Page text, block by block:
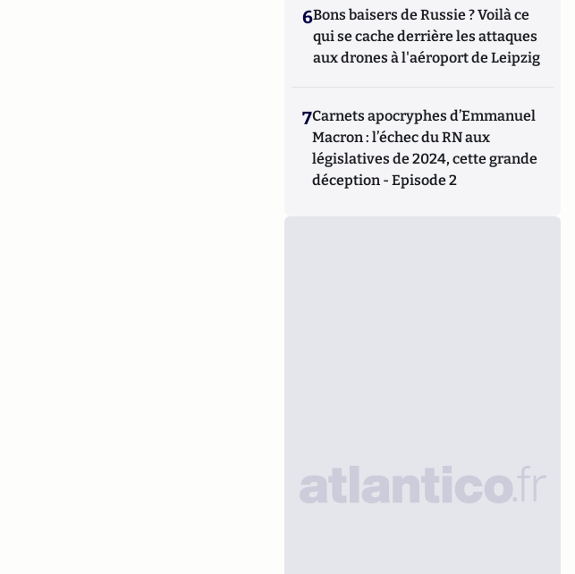
6Bons baisers de Russie ? Voilà ce
qui se cache derrière les attaques
aux drones à l'aéroport de Leipzig
7Carnets apocryphes d’Emmanuel
Macron : l’échec du RN aux
législatives de 2024, cette grande
déception - Episode 2